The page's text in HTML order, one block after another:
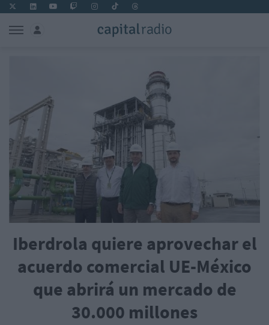
Iberdrola quiere aprovechar el
acuerdo comercial UE-México
que abrirá un mercado de
30.000 millones